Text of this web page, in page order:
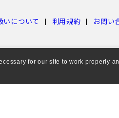
いについて 利用規約 お問い
for our site to work properly